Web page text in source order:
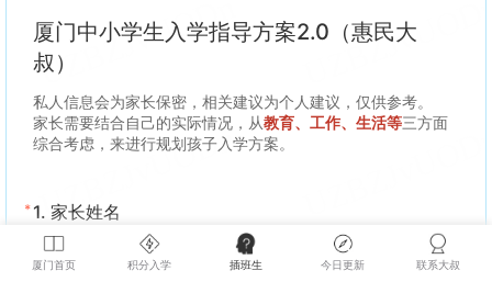
厦门首页 积分入学 插班生 今日更新 联系大叔